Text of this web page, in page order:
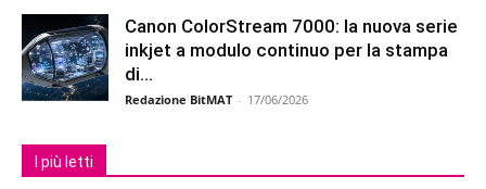
Canon ColorStream 7000: la nuova serie
inkjet a modulo continuo per la stampa
di...
Redazione BitMAT - 17/06/2026
I più letti